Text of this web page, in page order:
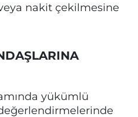
nakit çekilmesine
yükümlü